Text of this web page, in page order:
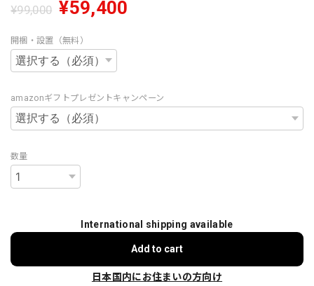
¥99,000 ¥59,400
開梱・設置（無料）
amazonギフトプレゼントキャンペーン
数量
International shipping available
Add to cart
日本国内にお住まいの方向け